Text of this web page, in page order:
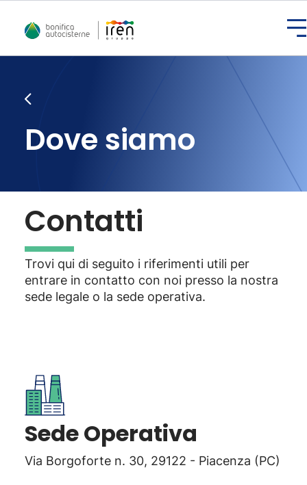
Dove siamo
Contatti
Trovi qui di seguito i riferimenti utili per
entrare in contatto con noi presso la nostra
sede legale o la sede operativa.
Sede Operativa
Via Borgoforte n. 30, 29122 - Piacenza (PC)